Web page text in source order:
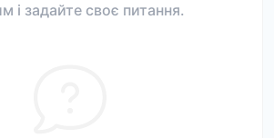
і задайте своє питання.